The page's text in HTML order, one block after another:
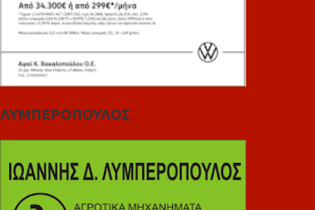
ΛΥΜΠΕΡΟΠΟΥΛΟΣ